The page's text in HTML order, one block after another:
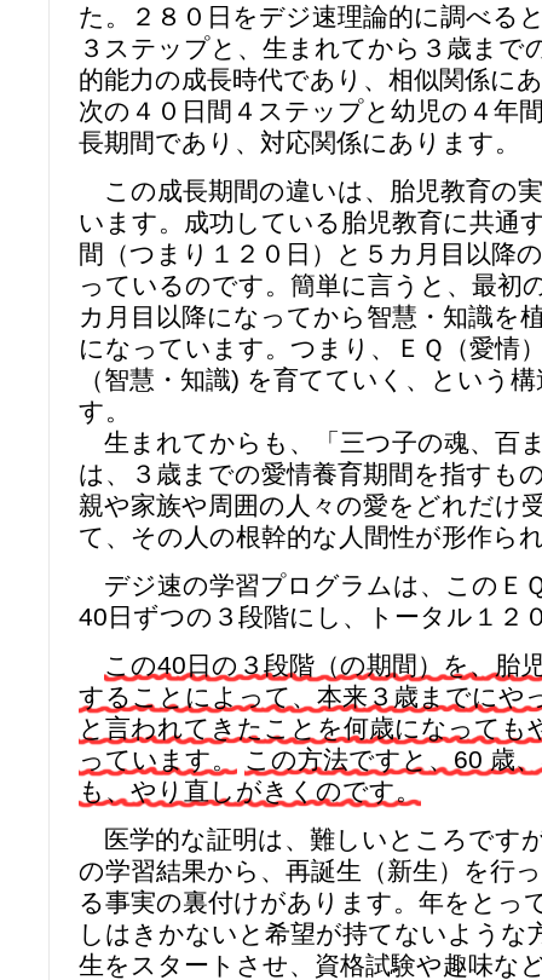
た。２８０日をデジ速理論的に調べる
３ステップと、生まれてから３歳まで
的能力の成長時代であり、相似関係に
次の４０日間４ステップと幼児の４年
長期間であり、対応関係にあります。
この成長期間の違いは、胎児教育の
います。成功している胎児教育に共通
間（つまり１２０日）と５カ月目以降
っているのです。簡単に言うと、最初
カ月目以降になってから智慧・知識を
になっています。つまり、ＥＱ（愛情
（智慧・知識) を育てていく、という
す。
生まれてからも、「三つ子の魂、百
は、３歳までの愛情養育期間を指すも
親や家族や周囲の人々の愛をどれだけ
て、その人の根幹的な人間性が形作ら
デジ速の学習プログラムは、このＥ
40日ずつの３段階にし、トータル１２
この40日の３段階（の期間）を、胎
することによって、本来３歳までにや
と言われてきたことを何歳になっても
っています。
この方法ですと、60 歳
も、やり直しがきくのです。
医学的な証明は、難しいところです
の学習結果から、 再誕生 （新生）を行
る事実の裏付けがあります。年をとっ
しはきかないと希望が持てないような
生をスタートさせ、資格試験や趣味な